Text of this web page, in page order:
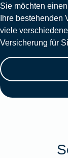
Sie möchten
Ihre bestehenden
viele
Versicherung für